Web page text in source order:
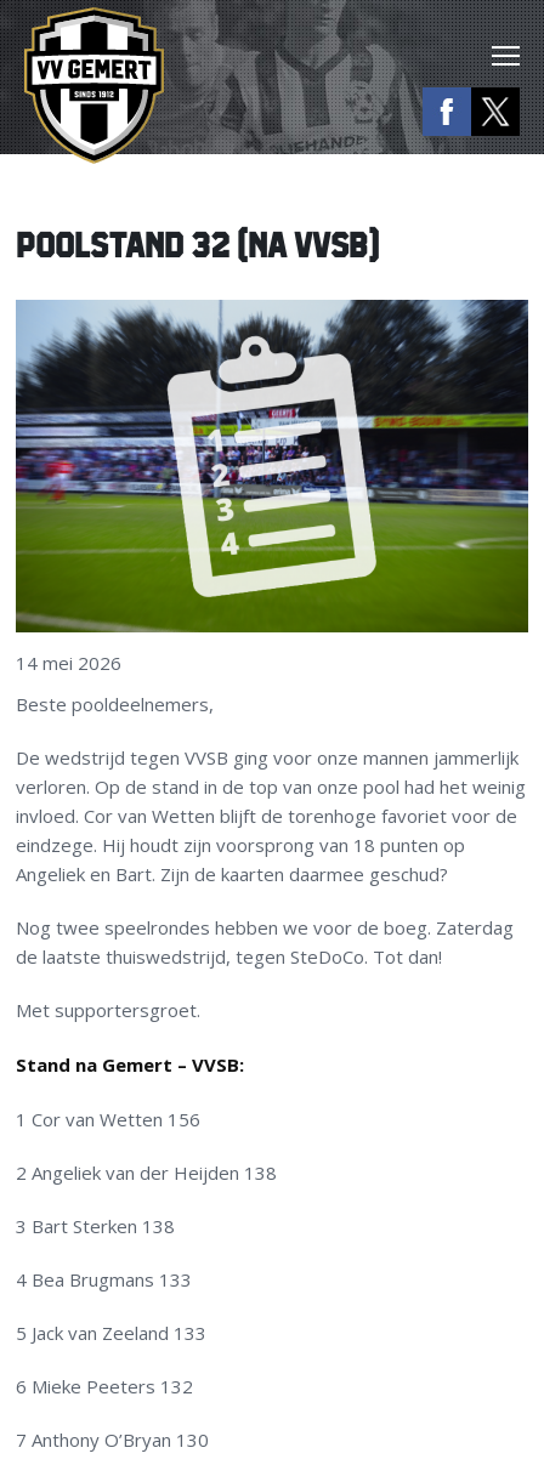
POOLSTAND 32 (NA VVSB)
14 mei 2026
Beste pooldeelnemers,
De wedstrijd tegen VVSB ging voor onze mannen jammerlijk
verloren. Op de stand in de top van onze pool had het weinig
invloed. Cor van Wetten blijft de torenhoge favoriet voor de
eindzege. Hij houdt zijn voorsprong van 18 punten op
Angeliek en Bart. Zijn de kaarten daarmee geschud?
Nog twee speelrondes hebben we voor de boeg. Zaterdag
de laatste thuiswedstrijd, tegen SteDoCo. Tot dan!
Met supportersgroet.
Stand na Gemert – VVSB:
1 Cor van Wetten 156
2 Angeliek van der Heijden 138
3 Bart Sterken 138
4 Bea Brugmans 133
5 Jack van Zeeland 133
6 Mieke Peeters 132
7 Anthony O’Bryan 130